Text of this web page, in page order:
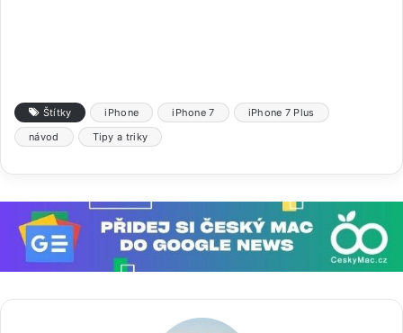
Štítky iPhone iPhone 7
iPhone 7 Plus
návod
Tipy a triky